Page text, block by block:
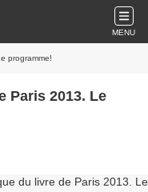
MENU
programme!
Paris 2013. Le